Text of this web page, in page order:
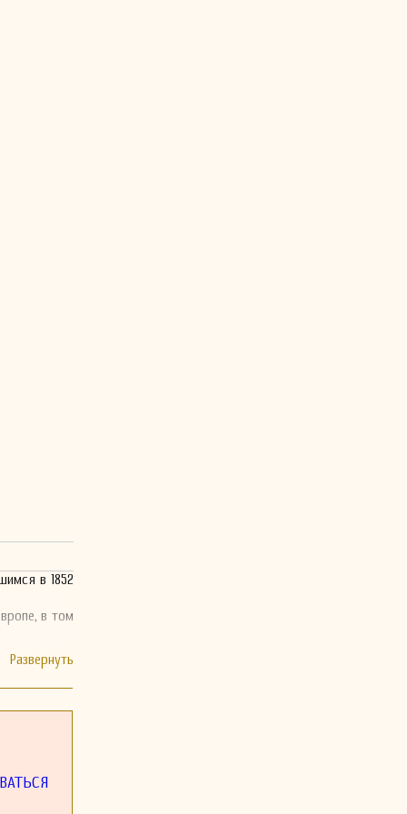
в 1852
в том